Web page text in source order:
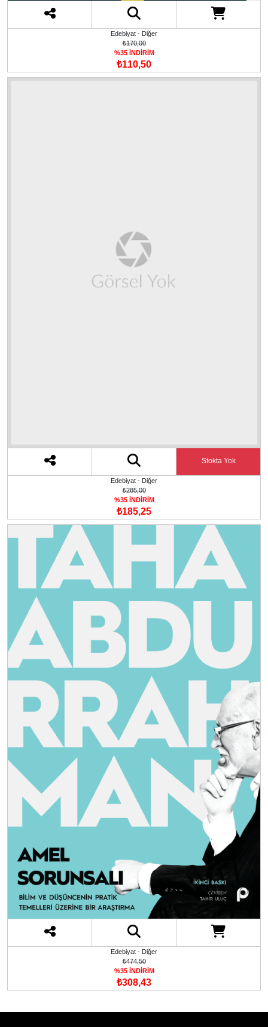
Edebiyat - Diğer
₺170,00
%35 İNDİRİM
₺110,50
Stokta Yok
Edebiyat - Diğer
₺285,00
%35 İNDİRİM
₺185,25
Edebiyat - Diğer
₺474,50
%35 İNDİRİM
₺308,43